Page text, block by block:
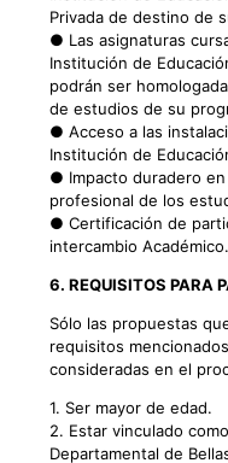
Privada de destino de
● Las asignaturas
Institución de
podrán ser
de estudios de su
● Acceso a las
Institución de
● Impacto duradero
profesional de los
● Certificación de
intercambio Académico.
6. REQUISITOS PARA
Sólo las propuestas
requisitos
consideradas en el
1. Ser mayor de edad.
2. Estar vinculado
Departamental de